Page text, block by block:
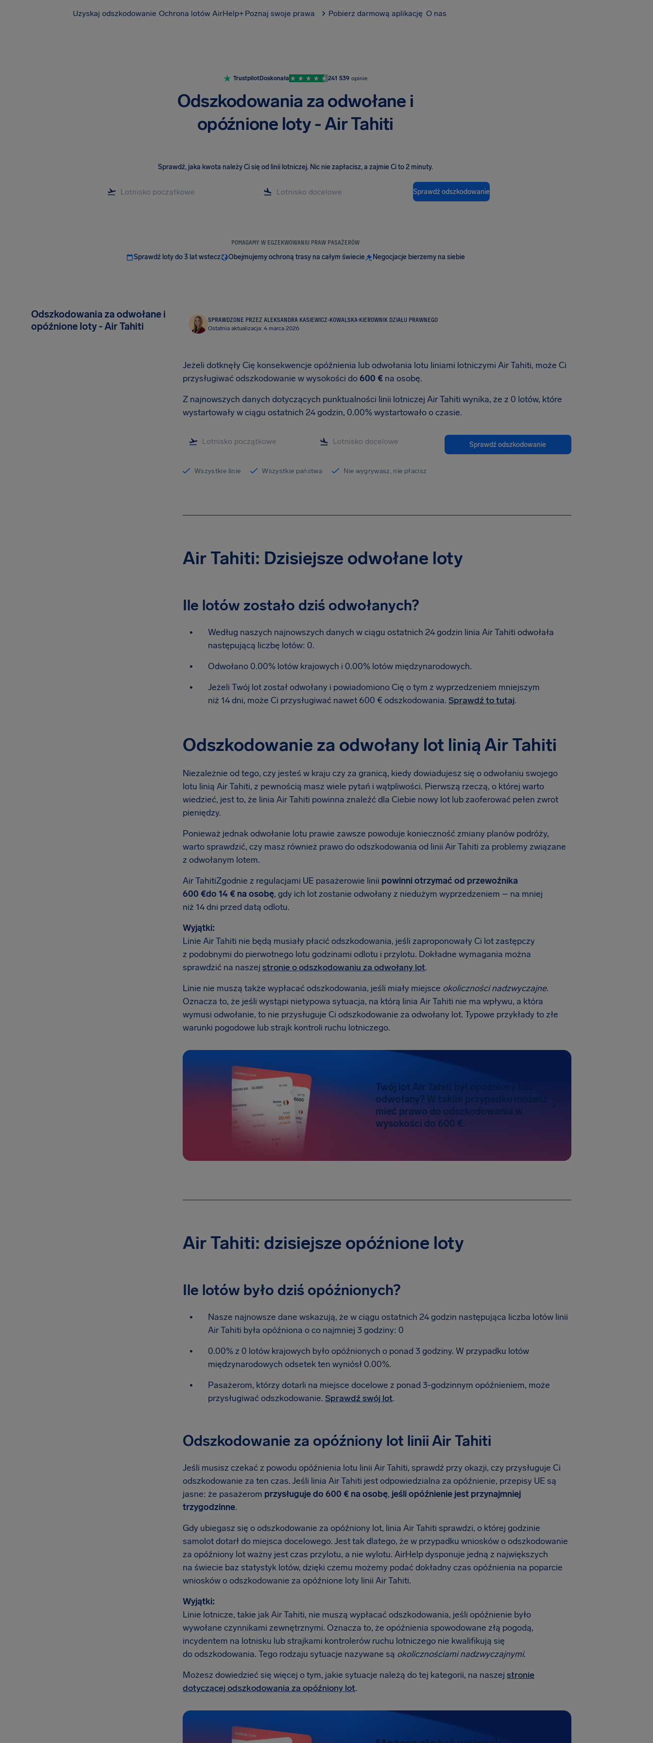
Uzyskaj odszkodowanie Ochrona lotów AirHelp+ Poznaj swoje prawa Pobierz darmową aplikację O nas
TrustpilotDoskonała 241 539 opinie
Odszkodowania za odwołane i
opóźnione loty - Air Tahiti
Sprawdź, jaka kwota należy Ci się od linii lotniczej. Nic nie zapłacisz, a zajmie Ci to 2 minuty.
Sprawdź odszkodowanie
POMAGAMY W EGZEKWOWANIU PRAW PASAŻERÓW
Sprawdź loty do 3 lat wstecz Obejmujemy ochroną trasy na całym świecie Negocjacje bierzemy na siebie
Odszkodowania za odwołane i
opóźnione loty - Air Tahiti
SPRAWDZONE PRZEZ ALEKSANDRA KASIEWICZ-KOWALSKA·KIEROWNIK DZIAŁU PRAWNEGO
Ostatnia aktualizacja: 4 marca 2026
Jeżeli dotknęły Cię konsekwencje opóźnienia lub odwołania lotu liniami lotniczymi Air Tahiti, może Ci
przysługiwać odszkodowanie w wysokości do600 € na osobę.
Z najnowszych danych dotyczących punktualności linii lotniczej Air Tahiti wynika, że z 0 lotów, które
wystartowały w ciągu ostatnich 24 godzin, 0.00% wystartowało o czasie.
Sprawdź odszkodowanie
Wszystkie linie Wszystkie państwa Nie wygrywasz, nie płacisz
Air Tahiti: Dzisiejsze odwołane loty
Ile lotów zostało dziś odwołanych?
Według naszych najnowszych danych w ciągu ostatnich 24 godzin linia Air Tahiti odwołała
następującą liczbę lotów: 0.
Odwołano 0.00% lotów krajowych i 0.00% lotów międzynarodowych.
Jeżeli Twój lot został odwołany i powiadomiono Cię o tym z wyprzedzeniem mniejszym
niż 14 dni, może Ci przysługiwać nawet 600 € odszkodowania. Sprawdź to tutaj.
Odszkodowanie za odwołany lot linią Air Tahiti
Niezależnie od tego, czy jesteś w kraju czy za granicą, kiedy dowiadujesz się o odwołaniu swojego
lotu linią Air Tahiti, z pewnością masz wiele pytań i wątpliwości. Pierwszą rzeczą, o której warto
wiedzieć, jest to, że linia Air Tahiti powinna znaleźć dla Ciebie nowy lot lub zaoferować pełen zwrot
pieniędzy.
Ponieważ jednak odwołanie lotu prawie zawsze powoduje konieczność zmiany planów podróży,
warto sprawdzić, czy masz również prawo do odszkodowania od linii Air Tahiti za problemy związane
z odwołanym lotem.
Air TahitiZgodnie z regulacjami UE pasażerowie linii powinni otrzymać od przewoźnika
600 €do 14 € na osobę, gdy ich lot zostanie odwołany z niedużym wyprzedzeniem – na mniej
niż 14 dni przed datą odlotu.
Wyjątki:
Linie Air Tahiti nie będą musiały płacić odszkodowania, jeśli zaproponowały Ci lot zastępczy
z podobnymi do pierwotnego lotu godzinami odlotu i przylotu. Dokładne wymagania można
sprawdzić na naszej stronie o odszkodowaniu za odwołany lot.
Linie nie muszą także wypłacać odszkodowania, jeśli miały miejsce okoliczności nadzwyczajne.
Oznacza to, że jeśli wystąpi nietypowa sytuacja, na którą linia Air Tahiti nie ma wpływu, a która
wymusi odwołanie, to nie przysługuje Ci odszkodowanie za odwołany lot. Typowe przykłady to złe
warunki pogodowe lub strajk kontroli ruchu lotniczego.
Twój lot Air Tahiti był opóźniony lub
odwołany? W takim przypadku możesz
mieć prawo do odszkodowania w
wysokości do 600 €.
Air Tahiti: dzisiejsze opóźnione loty
Ile lotów było dziś opóźnionych?
Nasze najnowsze dane wskazują, że w ciągu ostatnich 24 godzin następująca liczba lotów linii
Air Tahiti była opóźniona o co najmniej 3 godziny: 0
0.00% z 0 lotów krajowych było opóźnionych o ponad 3 godziny. W przypadku lotów
międzynarodowych odsetek ten wyniósł 0.00%.
Pasażerom, którzy dotarli na miejsce docelowe z ponad 3-godzinnym opóźnieniem, może
przysługiwać odszkodowanie. Sprawdź swój lot.
Odszkodowanie za opóźniony lot linii Air Tahiti
Jeśli musisz czekać z powodu opóźnienia lotu linii Air Tahiti, sprawdź przy okazji, czy przysługuje Ci
odszkodowanie za ten czas. Jeśli linia Air Tahiti jest odpowiedzialna za opóźnienie, przepisy UE są
jasne: że pasażerom przysługuje do 600 € na osobę, jeśli opóźnienie jest przynajmniej
trzygodzinne.
Gdy ubiegasz się o odszkodowanie za opóźniony lot, linia Air Tahiti sprawdzi, o której godzinie
samolot dotarł do miejsca docelowego. Jest tak dlatego, że w przypadku wniosków o odszkodowanie
za opóźniony lot ważny jest czas przylotu, a nie wylotu. AirHelp dysponuje jedną z największych
na świecie baz statystyk lotów, dzięki czemu możemy podać dokładny czas opóźnienia na poparcie
wniosków o odszkodowanie za opóźnione loty linii Air Tahiti.
Wyjątki:
Linie lotnicze, takie jak Air Tahiti, nie muszą wypłacać odszkodowania, jeśli opóźnienie było
wywołane czynnikami zewnętrznymi. Oznacza to, że opóźnienia spowodowane złą pogodą,
incydentem na lotnisku lub strajkami kontrolerów ruchu lotniczego nie kwalifikują się
do odszkodowania. Tego rodzaju sytuacje nazywane są okolicznościami nadzwyczajnymi.
Możesz dowiedzieć się więcej o tym, jakie sytuacje należą do tej kategorii, na naszej stronie
dotyczącej odszkodowania za opóźniony lot.